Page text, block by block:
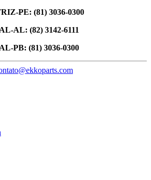
PE: (81) 3036-0300
AL: (82) 3142-6111
PB: (81) 3036-0300